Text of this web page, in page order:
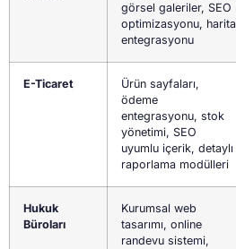
görsel galeriler, SEO
optimizasyonu, harita
entegrasyonu
E-Ticaret
Ürün sayfaları,
ödeme
entegrasyonu, stok
yönetimi, SEO
uyumlu içerik, detaylı
raporlama modülleri
Hukuk
Büroları
Kurumsal web
tasarımı, online
randevu sistemi,